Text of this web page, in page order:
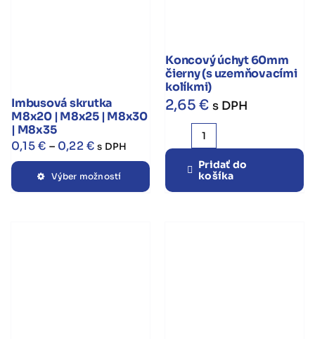
Imbusová skrutka
M8x20 | M8x25 | M8x30
| M8x35
0,15€ – 0,22€Price
range:
0,15 €
s DPH
Výber možností
Tento
produkt
Koncový úchyt 60mm
čierny (s uzemňovacími
kolíkmi)
2,65€ s DPH
množstvo
Koncový
úchyt
60mm
Pridať do
košíka